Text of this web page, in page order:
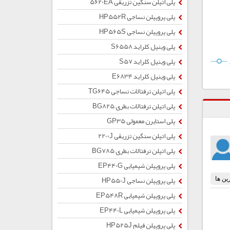
پلی پروپیلن نساجی HP552R
پلی پروپیلن نساجی HP565S
پلی وینیل کلراید S6558
پلی وینیل کلراید S57
پلی وینیل کلراید E6834
پلی اتیلن ترفتالات نساجی TG645
پلی اتیلن ترفتالات بطری BG825
پلی استایرن معمولی GP35
پلی اتیلن سنگین تزریقی 2200J
پلی اتیلن ترفتالات بطری BG785
پلی پروپیلن شیمیایی EP440G
پلی پروپیلن نساجی HP550J
پلی پروپیلن شیمیایی EP548R
پلی پروپیلن شیمیایی EP440L
پلی پروپیلن فیلم HP525J